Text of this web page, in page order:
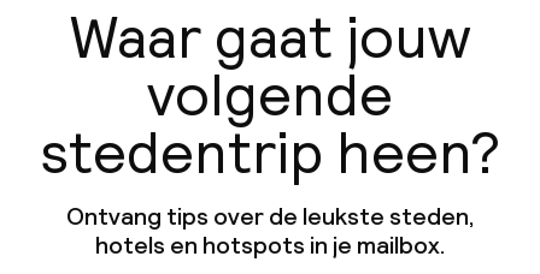
Waar gaat jouw
volgende
stedentrip heen?
Ontvang tips over de leukste steden,
hotels en hotspots in je mailbox.